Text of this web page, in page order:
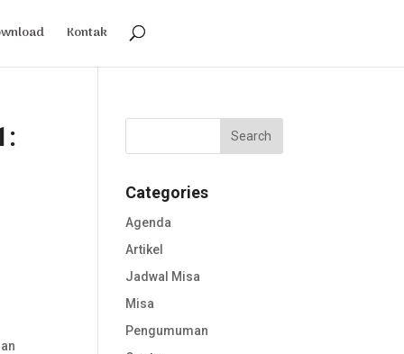
Kontak
Categories
Agenda
Artikel
Jadwal Misa
Misa
Pengumuman